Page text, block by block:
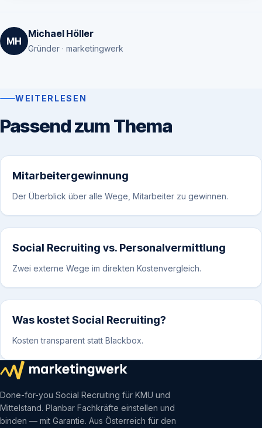
MH
Michael Höller
Gründer · marketingwerk
WEITERLESEN
Passend zum Thema
Mitarbeitergewinnung
Der Überblick über alle Wege, Mitarbeiter zu gewinnen.
Social Recruiting vs. Personalvermittlung
Zwei externe Wege im direkten Kostenvergleich.
Was kostet Social Recruiting?
Kosten transparent statt Blackbox.
Done-for-you Social Recruiting für KMU und
Mittelstand. Planbar Fachkräfte einstellen und
binden — mit Garantie. Aus Österreich für den